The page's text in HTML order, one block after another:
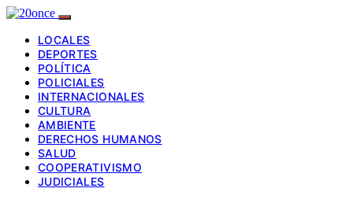
LOCALES
DEPORTES
POLÍTICA
POLICIALES
INTERNACIONALES
CULTURA
AMBIENTE
DERECHOS HUMANOS
SALUD
COOPERATIVISMO
JUDICIALES